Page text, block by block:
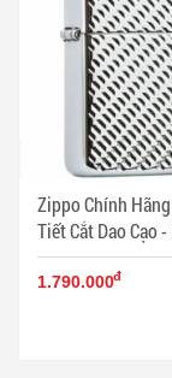
Zippo Chính
Tiết Cắt Dao Cạo - Mã SP:
ZPC1295
1.790.000đ